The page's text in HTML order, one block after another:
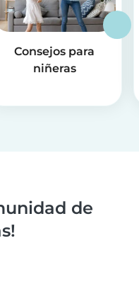
Consejos para
niñeras
de